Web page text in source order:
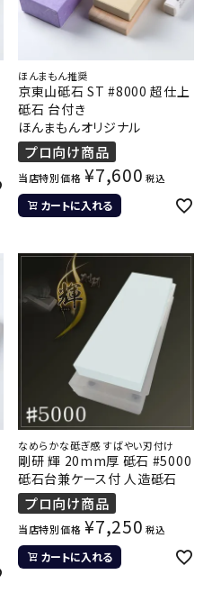
ほんまもん推奨
京東山砥石 ST #8000 超仕上
砥石 台付き
ほんまもんオリジナル
プロ向け商品
当店特別価格 ¥7,600 税込
カートに入れる
なめらかな砥ぎ感 すばやい刃付け
剛研 輝 20mm厚 砥石 #5000
砥石台兼ケース付 人造砥石
プロ向け商品
当店特別価格 ¥7,250 税込
カートに入れる